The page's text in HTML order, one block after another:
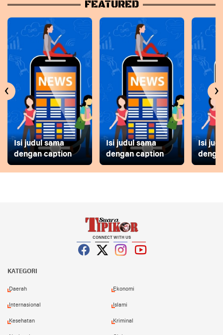
FEATURED
Isi judul sama
dengan caption
Isi judul sama
dengan caption
Isi
‹ ›
CONNECT WITH US
KATEGORI
Daerah Ekonomi
Internasional Islami
Kesehatan Kriminal